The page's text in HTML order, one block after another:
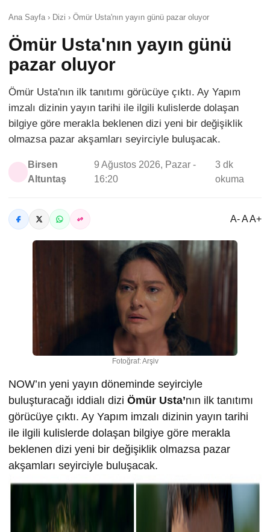
Ana Sayfa › Dizi › Ömür Usta'nın yayın günü pazar oluyor
Ömür Usta'nın yayın günü
pazar oluyor
Ömür Usta'nın ilk tanıtımı görücüye çıktı. Ay Yapım
imzalı dizinin yayın tarihi ile ilgili kulislerde dolaşan
bilgiye göre merakla beklenen dizi yeni bir değişiklik
olmazsa pazar akşamları seyirciyle buluşacak.
Birsen
Altuntaş
9 Ağustos 2026, Pazar -
16:20
3 dk
okuma
A- A A+
Fotoğraf: Arşiv
NOW’ın yeni yayın döneminde seyirciyle
buluşturacağı iddialı dizi Ömür Usta’nın ilk tanıtımı
görücüye çıktı. Ay Yapım imzalı dizinin yayın tarihi
ile ilgili kulislerde dolaşan bilgiye göre merakla
beklenen dizi yeni bir değişiklik olmazsa pazar
akşamları seyirciyle buluşacak.